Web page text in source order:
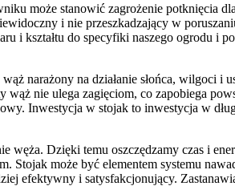
może stanowić zagrożenie potknięcia
i nie przeszkadzający w
i kształtu do specyfiki naszego ogrodu i
narażony na działanie słońca, wilgoci i
nie ulega zagięciom, co zapobiega
Inwestycja w stojak to inwestycja w
Dzięki temu oszczędzamy czas i
może być elementem systemu
efektywny i satysfakcjonujący.